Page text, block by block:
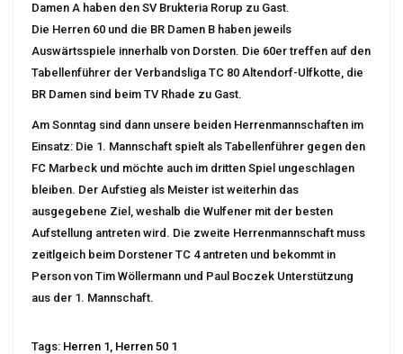
Damen A haben den SV Brukteria Rorup zu Gast.
Die Herren 60 und die BR Damen B haben jeweils
Auswärtsspiele innerhalb von Dorsten. Die 60er treffen auf den
Tabellenführer der Verbandsliga TC 80 Altendorf-Ulfkotte, die
BR Damen sind beim TV Rhade zu Gast.
Am Sonntag sind dann unsere beiden Herrenmannschaften im
Einsatz: Die 1. Mannschaft spielt als Tabellenführer gegen den
FC Marbeck und möchte auch im dritten Spiel ungeschlagen
bleiben. Der Aufstieg als Meister ist weiterhin das
ausgegebene Ziel, weshalb die Wulfener mit der besten
Aufstellung antreten wird. Die zweite Herrenmannschaft muss
zeitlgeich beim Dorstener TC 4 antreten und bekommt in
Person von Tim Wöllermann und Paul Boczek Unterstützung
aus der 1. Mannschaft.
Tags: Herren 1, Herren 50 1